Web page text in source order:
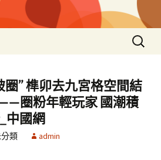
搜
尋
鍵
字:
圈” 榫卯去九宮格空間結
圈粉年輕玩家 國潮積
中國網
類 admin